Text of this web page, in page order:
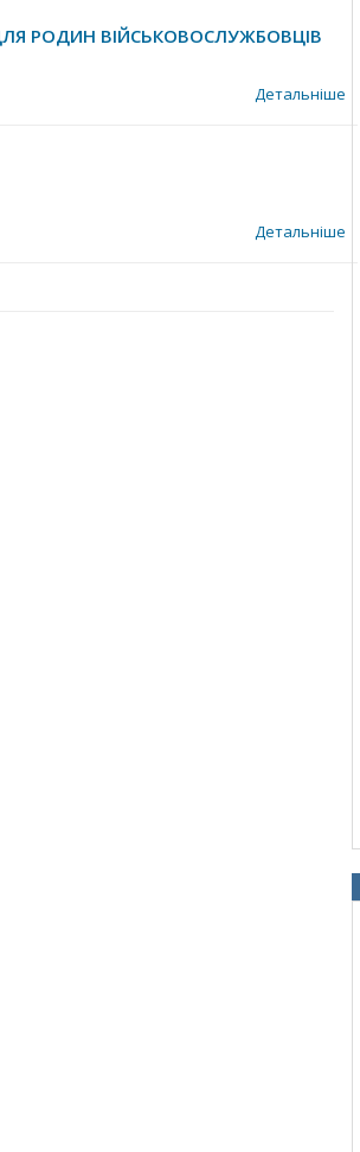
РОДИН ВІЙСЬКОВОСЛУЖБОВЦІВ
Детальніше
Детальніше